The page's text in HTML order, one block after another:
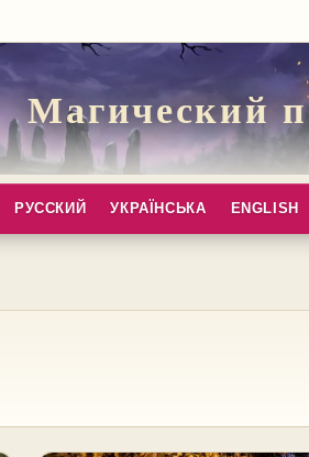
Магический
РУССКИЙ УКРАЇНСЬКА ENGLISH